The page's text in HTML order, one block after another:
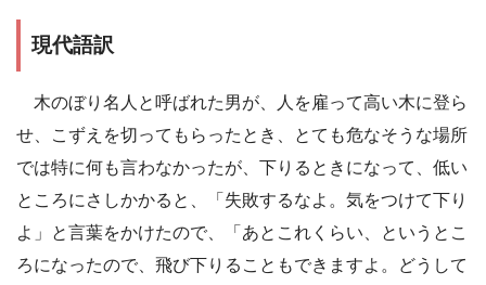
現代語訳
木のぼり名人と呼ばれた男が、人を雇って高い木に登ら
せ、こずえを切ってもらったとき、とても危なそうな場所
では特に何も言わなかったが、下りるときになって、低い
ところにさしかかると、「失敗するなよ。気をつけて下り
よ」と言葉をかけたので、「あとこれくらい、というとこ
ろになったので、飛び下りることもできますよ。どうして